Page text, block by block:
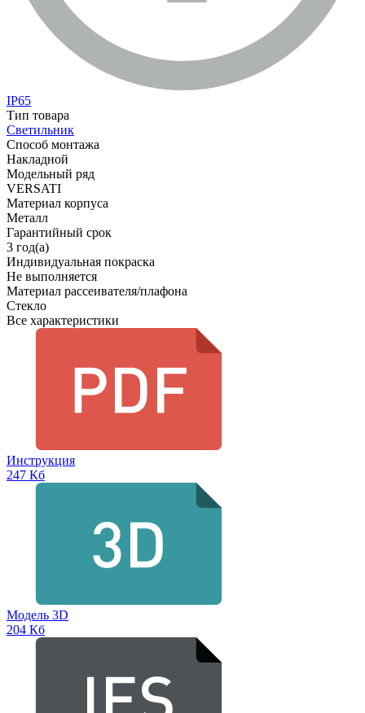
IP65
Тип товара
Светильник
Способ монтажа
Накладной
Модельный ряд
VERSATI
Материал корпуса
Металл
Гарантийный срок
3 год(а)
Индивидуальная покраска
Не выполняется
Материал рассеивателя/плафона
Стекло
Все характеристики
Инструкция
247 Кб
Модель 3D
204 Кб